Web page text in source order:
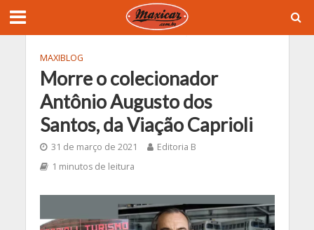
MAXIBLOG
Morre o colecionador
Antônio Augusto dos
Santos, da Viação Caprioli
31 de março de 2021
Editoria B
1 minutos de leitura